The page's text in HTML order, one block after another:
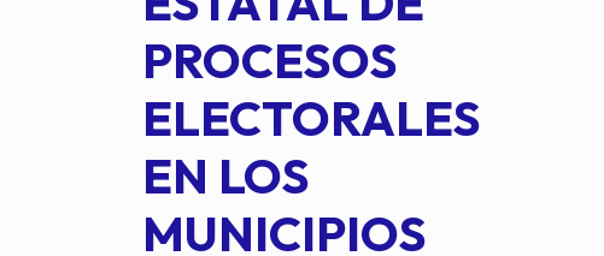
PROCESOS
ELECTORALES
EN LOS
MUNICIPIOS